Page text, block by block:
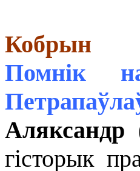
Кобрын
Помнік
Аляксандр
гісторык